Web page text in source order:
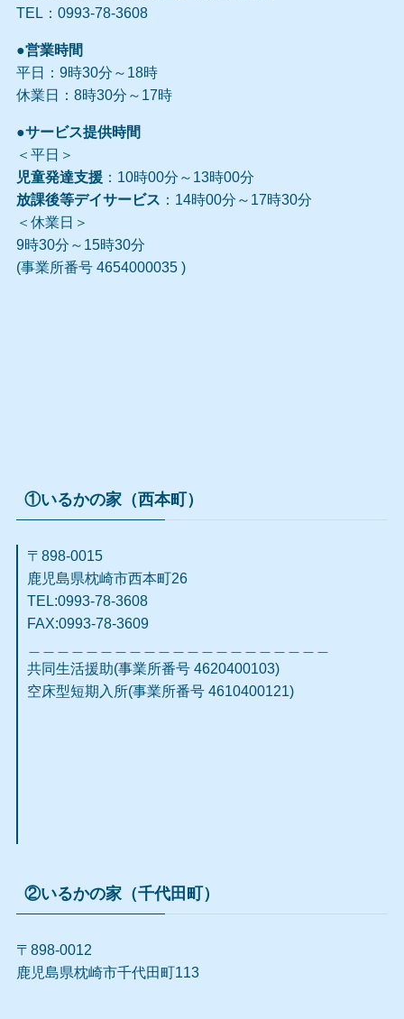
TEL：0993-78-3608
●営業時間
平日：9時30分～18時
休業日：8時30分～17時
●サービス提供時間
＜平日＞
児童発達支援：10時00分～13時00分
放課後等デイサービス ：14時00分～17時30分
＜休業日＞
9時30分～15時30分
(事業所番号 4654000035 )
①いるかの家（西本町）
〒898-0015
鹿児島県枕崎市西本町26
TEL:0993-78-3608
FAX:0993-78-3609​
共同生活援助(事業所番号 4620400103)
空床型短期入所(事業所番号 4610400121)
②いるかの家（千代田町）
〒898-0012
鹿児島県枕崎市千代田町113